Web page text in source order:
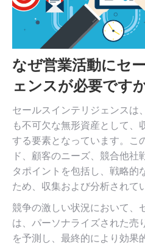
なぜ営業活動にセ
ェンスが必要です
セールスインテリジェンスは
も不可欠な無形資産として、
する要素となっています。こ
ド、顧客のニーズ、競合他社
タポイントを包括し、戦略的
ため、収集および分析されて
競争の激しい状況において、
は、パーソナライズされた売
を予測し、最終的により効果